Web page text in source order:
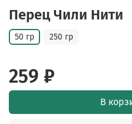
Перец Чили Нити
50 гр 250 гр
259 ₽
В